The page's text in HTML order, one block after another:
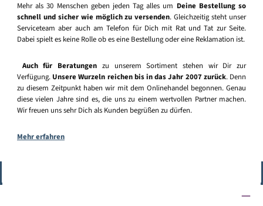
Mehr als 30 Menschen geben jeden Tag alles um Deine Bestellung so
schnell und sicher wie möglich zu versenden. Gleichzeitig steht unser
Serviceteam aber auch am Telefon für Dich mit Rat und Tat zur Seite.
Dabei spielt es keine Rolle ob es eine Bestellung oder eine Reklamation ist.
Auch für Beratungen zu unserem Sortiment stehen wir Dir zur
Verfügung. Unsere Wurzeln reichen bis in das Jahr 2007 zurück. Denn
zu diesem Zeitpunkt haben wir mit dem Onlinehandel begonnen. Genau
diese vielen Jahre sind es, die uns zu einem wertvollen Partner machen.
Wir freuen uns sehr Dich als Kunden begrüßen zu dürfen.
Mehr erfahren